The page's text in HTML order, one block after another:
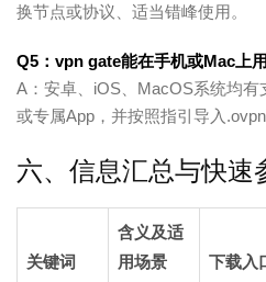
换节点或协议、适当错峰使用。
Q5：vpn gate能在手机或Mac上
A：安卓、iOS、MacOS系统均有
或专属App，并按照指引导入.ovpn
六、信息汇总与快速
关键词
含义及适
用场景
下载入